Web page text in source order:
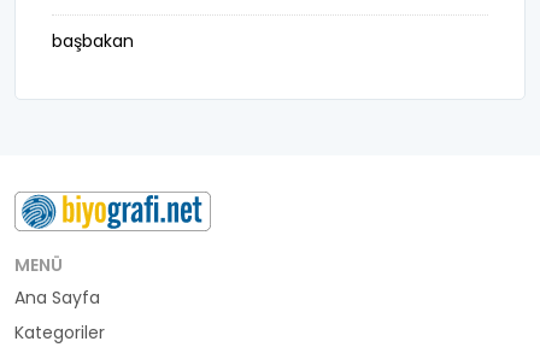
başbakan
belediye başkanı
buluş
bürokrat
büyükelçi
MENÜ
Ana Sayfa
Kategoriler